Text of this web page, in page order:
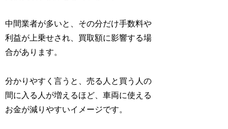
中間業者が多いと、その分だけ手数料や
利益が上乗せされ、買取額に影響する場
合があります。
分かりやすく言うと、売る人と買う人の
間に入る人が増えるほど、車両に使える
お金が減りやすいイメージです。